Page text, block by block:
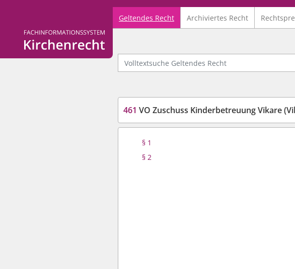
Logo Fachinformationssystem Kirchenrecht
Geltendes Recht Archiviertes Recht
Volltextsuche Geltendes Recht
461 VO Zuschuss Kinderbetreuung Vikare
§ 1
§ 2